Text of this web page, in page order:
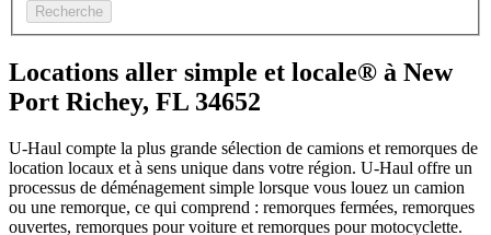
Recherche
Locations aller simple et locale® à New
Port Richey, FL 34652
U-Haul compte la plus grande sélection de camions et remorques de
location locaux et à sens unique dans votre région. U-Haul offre un
processus de déménagement simple lorsque vous louez un camion
ou une remorque, ce qui comprend : remorques fermées, remorques
ouvertes, remorques pour voiture et remorques pour motocyclette.